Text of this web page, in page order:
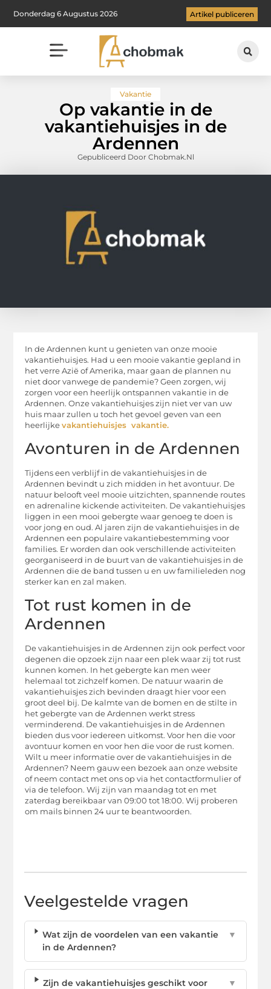
Donderdag 6 Augustus 2026 Artikel publiceren
Vakantie
Op vakantie in de
vakantiehuisjes in de
Ardennen
Gepubliceerd Door Chobmak.nl
In de Ardennen kunt u genieten van onze mooie
vakantiehuisjes. Had u een mooie vakantie gepland in
het verre Azië of Amerika, maar gaan de plannen nu
niet door vanwege de pandemie? Geen zorgen, wij
zorgen voor een heerlijk ontspannen vakantie in de
Ardennen. Onze vakantiehuisjes zijn niet ver van uw
huis maar zullen u toch het gevoel geven van een
heerlijkevakantiehuisjes vakantie.
Avonturen in de Ardennen
Tijdens een verblijf in de vakantiehuisjes in de
Ardennen bevindt u zich midden in het avontuur. De
natuur belooft veel mooie uitzichten, spannende routes
en adrenaline kickende activiteiten. De vakantiehuisjes
liggen in een mooi gebergte waar genoeg te doen is
voor jong en oud. Al jaren zijn de vakantiehuisjes in de
Ardennen een populaire vakantiebestemming voor
families. Er worden dan ook verschillende activiteiten
georganiseerd in de buurt van de vakantiehuisjes in de
Ardennen die de band tussen u en uw familieleden nog
sterker kan en zal maken.
Tot rust komen in de
Ardennen
De vakantiehuisjes in de Ardennen zijn ook perfect voor
degenen die opzoek zijn naar een plek waar zij tot rust
kunnen komen. In het gebergte kan men weer
helemaal tot zichzelf komen. De natuur waarin de
vakantiehuisjes zich bevinden draagt hier voor een
groot deel bij. De kalmte van de bomen en de stilte in
het gebergte van de Ardennen werkt stress
verminderend. De vakantiehuisjes in de Ardennen
bieden dus voor iedereen uitkomst. Voor hen die voor
avontuur komen en voor hen die voor de rust komen.
Wilt u meer informatie over de vakantiehuisjes in de
Ardennen? Neem gauw een bezoek aan onze website
of neem contact met ons op via het contactformulier of
via de telefoon. Wij zijn van maandag tot en met
zaterdag bereikbaar van 09:00 tot 18:00. Wij proberen
om mails binnen 24 uur te beantwoorden.
Veelgestelde vragen
Wat zijn de voordelen van een vakantie
in de Ardennen?
▼
Zijn de vakantiehuisjes geschikt voor
▼